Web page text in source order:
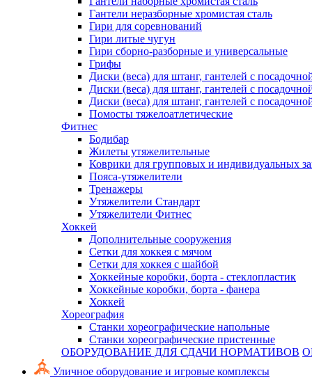
Гантели неразборные хромистая сталь
Гири для соревнований
Гири литые чугун
Гири сборно-разборные и универсальные
Грифы
Диски (веса) для штанг, гантелей с
Диски (веса) для штанг, гантелей с
Диски (веса) для штанг, гантелей с
Помосты тяжелоатлетические
Фитнес
Бодибар
Жилеты утяжелительные
Коврики для групповых и индивидуальных
Пояса-утяжелители
Тренажеры
Утяжелители Стандарт
Утяжелители Фитнес
Хоккей
Дополнительные сооружения
Сетки для хоккея с мячом
Сетки для хоккея с шайбой
Хоккейные коробки, борта - стеклопластик
Хоккейные коробки, борта - фанера
Хоккей
Хореография
Станки хореографические напольные
Станки хореографические пристенные
ОБОРУДОВАНИЕ ДЛЯ СДАЧИ НОРМАТИВОВ
Уличное оборудование и игровые комплексы